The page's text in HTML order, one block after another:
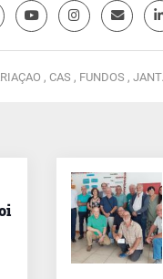
, CAS , FUNDOS ,